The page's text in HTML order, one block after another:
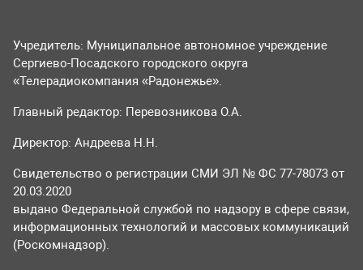
Учредитель: Муниципальное автономное учреждение
Сергиево-Посадского городского округа
«Телерадиокомпания «Радонежье».
Главный редактор: Перевозникова О.А.
Директор: Андреева Н.Н.
Свидетельство о регистрации СМИ ЭЛ № ФС 77-78073 от
20.03.2020
выдано Федеральной службой по надзору в сфере связи,
информационных технологий и массовых коммуникаций
(Роскомнадзор).